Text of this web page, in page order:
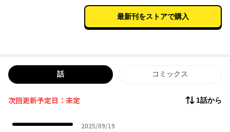
最新刊をストアで購入
話 コミックス
次回更新予定日：未定 1話から
2025/09/19
2025年09月19日